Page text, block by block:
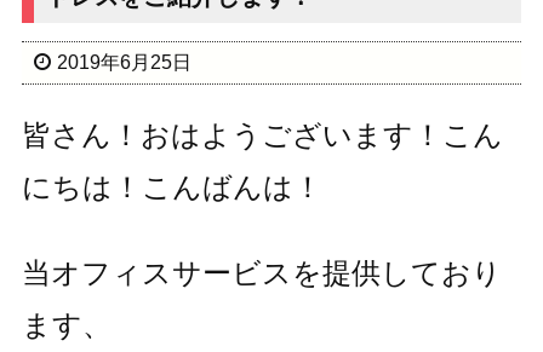
2019年6月25日
皆さん！おはようございます！こん
にちは！こんばんは！
当オフィスサービスを提供しており
ます、